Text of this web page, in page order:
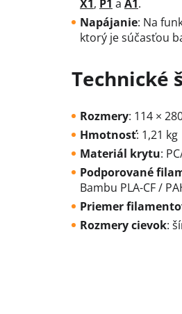
X1, P1 a A1.
Napájanie: Na
ktorý je súčasťou
Technické
Rozmery: 114 ×
Hmotnosť: 1,21 kg
Materiál krytu:
Podporované
Bambu PLA-CF /
Priemer
Rozmery cievok: